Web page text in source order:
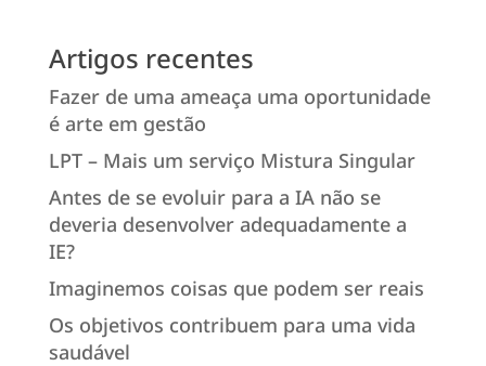
Artigos recentes
Fazer de uma ameaça uma oportunidade
é arte em gestão
LPT – Mais um serviço Mistura Singular
Antes de se evoluir para a IA não se
deveria desenvolver adequadamente a
IE?
Imaginemos coisas que podem ser reais
Os objetivos contribuem para uma vida
saudável